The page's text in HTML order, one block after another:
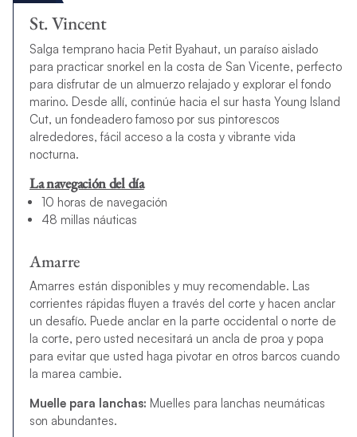
St. Vincent
Salga temprano hacia Petit Byahaut, un paraíso aislado
para practicar snorkel en la costa de San Vicente, perfecto
para disfrutar de un almuerzo relajado y explorar el fondo
marino. Desde allí, continúe hacia el sur hasta Young Island
Cut, un fondeadero famoso por sus pintorescos
alrededores, fácil acceso a la costa y vibrante vida
nocturna.
La navegación del día
10 horas de navegación
48 millas náuticas
Amarre
Amarres están disponibles y muy recomendable. Las
corrientes rápidas fluyen a través del corte y hacen anclar
un desafío. Puede anclar en la parte occidental o norte de
la corte, pero usted necesitará un ancla de proa y popa
para evitar que usted haga pivotar en otros barcos cuando
la marea cambie.
Muelle para lanchas: Muelles para lanchas neumáticas
son abundantes.